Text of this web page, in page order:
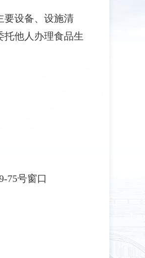
要设备、设施清
托他人办理食品生
75号窗口